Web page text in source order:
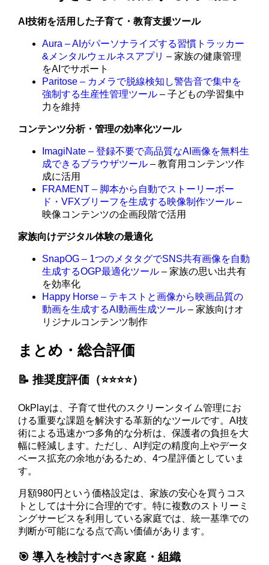
AI技術を活用した子育て・教育支援ツール
Aura – AIがパーソナライズする習慣トラッカー
&メンタルウェルネスアプリ – 家族の健康管理
をAIでサポート
Paritose – カメラで脱線検知し警告音で集中を
強制する生産性管理ツール – 子どもの学習集中
力を維持
コンテンツ分析・管理の効率化ツール
ImagiNate – 登録不要で高品質なAI画像を無料生
成できるブラウザツール – 教育用コンテンツ作
成に活用
FRAMENT – 脚本から自動でストーリーボー
ド・VFXブリーフを生成する映像制作ツール –
映像コンテンツの企画段階で活用
家族向けデジタル体験の最適化
SnapOG – 1つのメタタグでSNS共有画像を自動
生成するOGP最適化ツール – 家族の思い出共有
を効率化
Happy Horse – テキストと画像から映画品質の
動画を生成するAI動画生成ツール – 家族向けオ
リジナルコンテンツ制作
まとめ・総合評価
📝 推奨度評価（⭐️⭐️⭐️⭐️）
OkPlayは、子育て世代のスクリーンタイム管理にお
ける重要な課題を解決する革新的なツールです。AI技
術による迅速かつ多角的な分析は、保護者の負担を大
幅に軽減します。ただし、AI判定の精度向上やデータ
ベース拡充の余地があるため、4つ星評価としていま
す。
月額980円という価格設定は、家族の安心を買うコス
トとしては十分に合理的です。特に複数のストリーミ
ングサービスを利用している家庭では、統一基準での
判断が可能になる点で高い価値があります。
🎯 導入を検討すべき家庭・組織